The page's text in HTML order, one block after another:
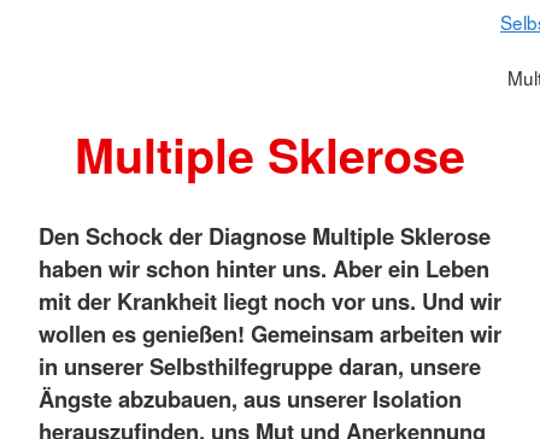
Multiple Sklerose
Den Schock der Diagnose Multiple Sklerose
haben wir schon hinter uns. Aber ein Leben
mit der Krankheit liegt noch vor uns. Und wir
wollen es genießen! Gemeinsam arbeiten wir
in unserer Selbsthilfegruppe daran, unsere
Ängste abzubauen, aus unserer Isolation
herauszufinden, uns Mut und Anerkennung